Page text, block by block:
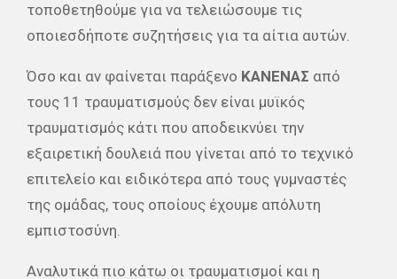
τοποθετηθούμε για να τελειώσουμε τις
οποιεσδήποτε συζητήσεις για τα αίτια αυτών.
Όσο και αν φαίνεται παράξενο ΚΑΝΕΝΑΣ από
τους 11 τραυματισμούς δεν είναι μυϊκός
τραυματισμός κάτι που αποδεικνύει την
εξαιρετική δουλειά που γίνεται από το τεχνικό
επιτελείο και ειδικότερα από τους γυμναστές
της ομάδας, τους οποίους έχουμε απόλυτη
εμπιστοσύνη.
Αναλυτικά πιο κάτω οι τραυματισμοί και η